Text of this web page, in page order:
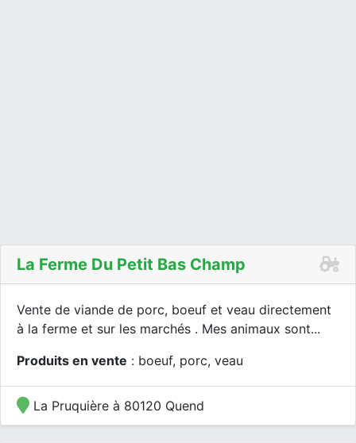
La Ferme Du Petit Bas Champ
Vente de viande de porc, boeuf et veau directement
à la ferme et sur les marchés . Mes animaux sont...
Produits en vente : boeuf, porc, veau
La Pruquière à 80120 Quend